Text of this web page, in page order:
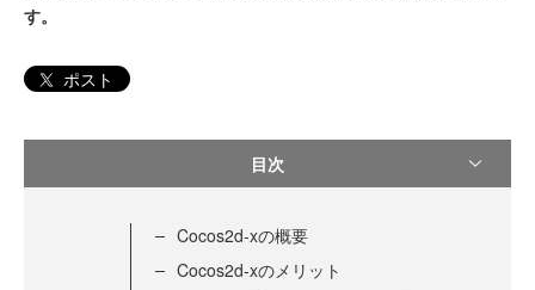
す。
ポスト
目次
Cocos2d-xの概要
Cocos2d-xのメリット